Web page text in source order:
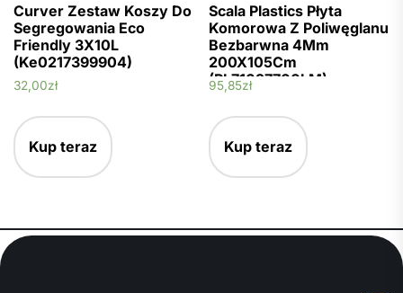
Curver Zestaw Koszy Do
Segregowania Eco
Friendly 3X10L
(Ke0217399904)
32,00zł
Kup teraz
Scala Plastics Płyta
Komorowa Z Poliwęglanu
Bezbarwna 4Mm
200X105Cm
(PL71027700LM)
95,85zł
Kup teraz